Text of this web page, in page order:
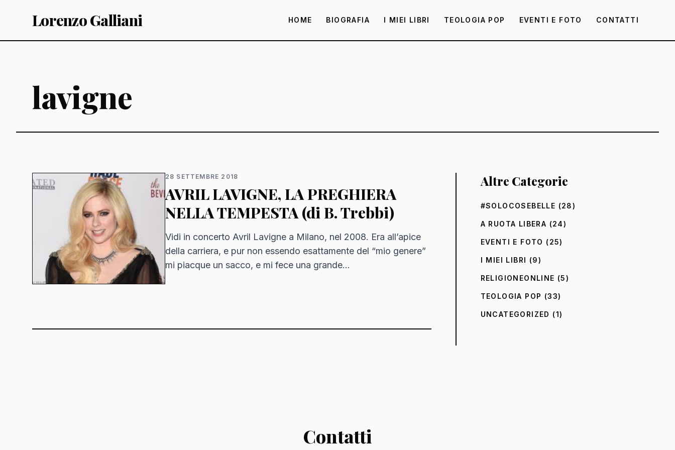
Lorenzo Galliani HOME BIOGRAFIA I MIEI LIBRI TEOLOGIA POP EVENTI E FOTO CONTATTI
lavigne
28 SETTEMBRE 2018
AVRIL LAVIGNE, LA PREGHIERA
NELLA TEMPESTA (di B. Trebbi)
Vidi in concerto Avril Lavigne a Milano, nel 2008. Era all’apice
della carriera, e pur non essendo esattamente del “mio genere”
mi piacque un sacco, e mi fece una grande…
Altre Categorie
#SOLOCOSEBELLE (28)
A RUOTA LIBERA (24)
EVENTI E FOTO (25)
I MIEI LIBRI (9)
RELIGIONEONLINE (5)
TEOLOGIA POP (33)
UNCATEGORIZED (1)
Contatti